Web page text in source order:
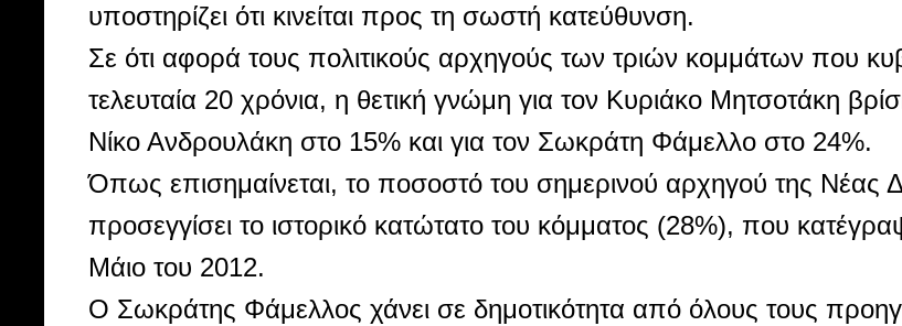
υποστηρίζει ότι κινείται προς τη σωστή κατεύθυνση.
Σε ότι αφορά τους πολιτικούς αρχηγούς των τριών κομμάτων που
τελευταία 20 χρόνια, η θετική γνώμη για τον Κυριάκο Μητσοτάκη
Νίκο Ανδρουλάκη στο 15% και για τον Σωκράτη Φάμελλο στο 24%.
Όπως επισημαίνεται, το ποσοστό του σημερινού αρχηγού της Νέας
προσεγγίσει το ιστορικό κατώτατο του κόμματος (28%), που
Μάιο του 2012.
Ο Σωκράτης Φάμελλος χάνει σε δημοτικότητα από όλους τους